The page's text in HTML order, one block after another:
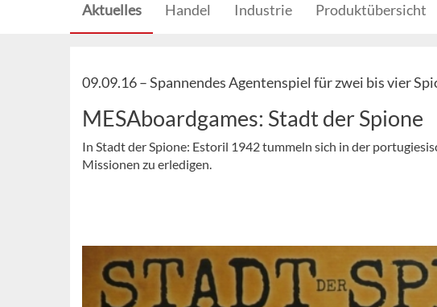
Aktuelles Handel Industrie Produktübersicht
09.09.16 –Spannendes Agentenspiel für zwei bis vier
MESAboardgames: Stadt der Spione
In Stadt der Spione: Estoril 1942 tummeln sich in der
Missionen zu erledigen.